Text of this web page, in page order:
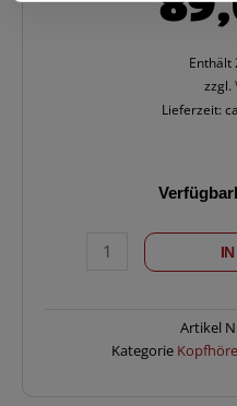
Enthält
zzgl.
Lieferzeit:
Artikel
Kategorie